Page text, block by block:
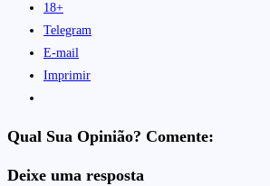
18+
Telegram
E-mail
Imprimir
Qual Sua Opinião? Comente:
Deixe uma resposta